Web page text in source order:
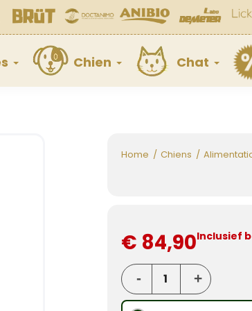
Chien Chat
Home Chiens
€ 84,90Inclusief